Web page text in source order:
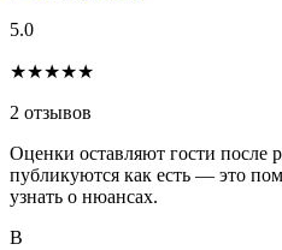
5.0
★★★★★
2 отзывов
Оценки оставляют гости после
публикуются как есть — это
узнать о нюансах.
В